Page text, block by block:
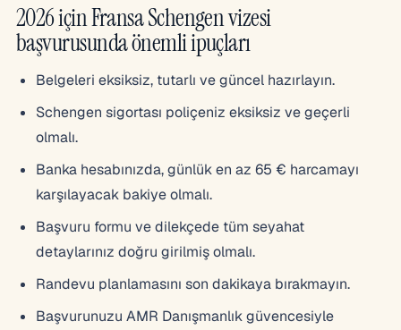
2026 için Fransa Schengen vizesi
başvurusunda önemli ipuçları
Belgeleri eksiksiz, tutarlı ve güncel hazırlayın.
Schengen sigortası poliçeniz eksiksiz ve geçerli
olmalı.
Banka hesabınızda, günlük en az 65 € harcamayı
karşılayacak bakiye olmalı.
Başvuru formu ve dilekçede tüm seyahat
detaylarınız doğru girilmiş olmalı.
Randevu planlamasını son dakikaya bırakmayın.
Başvurunuzu AMR Danışmanlık güvencesiyle